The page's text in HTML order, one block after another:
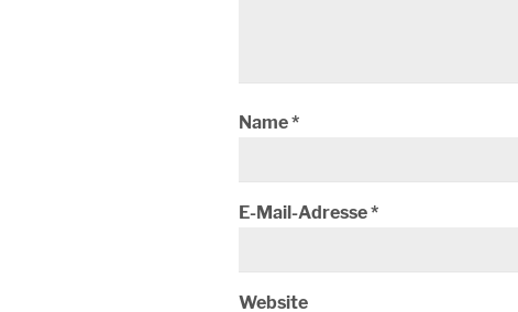
Name*
E-Mail-Adresse*
Website